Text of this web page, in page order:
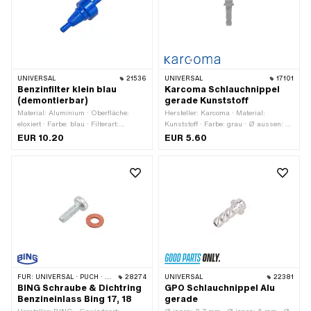
UNIVERSAL 21536
Benzinfilter klein blau
(demontierbar)
Material: Aluminium · Oberfläche:
eloxiert · Farbe: blau · Filterart:
Kunststoffnetz · zerlegbar: Ja · Ø
EUR 10.20
UNIVERSAL 17101
Karcoma Schlauchnippel
gerade Kunststoff
Hersteller: Karcoma · Material:
Kunststoff · Farbe: grau · Ø aussen: 6
mm · Ø aussen: 7.8 mm · Ø aussen:
EUR 5.60
FÜR: UNIVERSAL · PUCH · SACHS 28274
BING Schraube & Dichtring
Benzineinlass Bing 17, 18
UNIVERSAL 22381
GPO Schlauchnippel Alu
gerade